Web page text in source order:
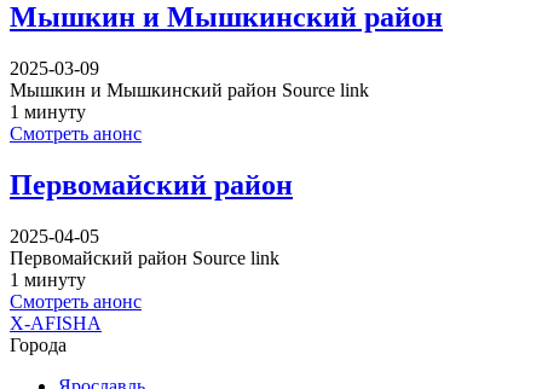
Мышкин и Мышкинский район
2025-03-09
Мышкин и Мышкинский район Source link
1 минуту
Смотреть анонс
Первомайский район
2025-04-05
Первомайский район Source link
1 минуту
Смотреть анонс
X-AFISHA
Города